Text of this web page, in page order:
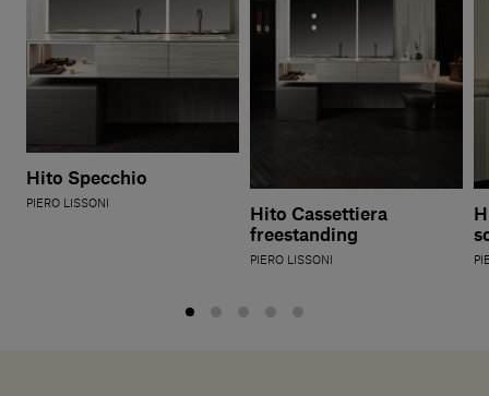
Hito Specchio
PIERO LISSONI
Hito Cassettiera
freestanding
PIERO LISSONI